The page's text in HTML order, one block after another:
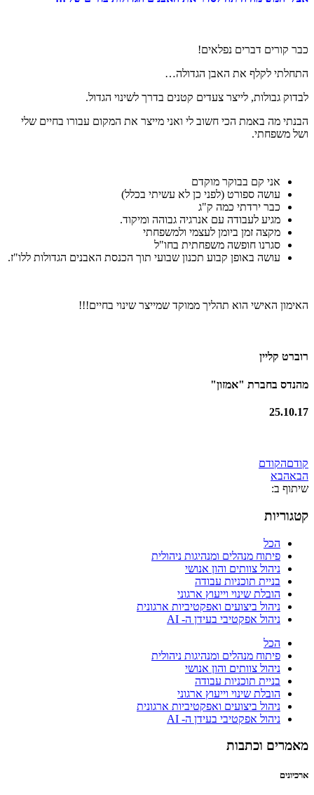
כבר קורים דברים נפלאים!
התחלתי לקלף את האבן הגדולה…
לבדוק גבולות, לייצר צעדים קטנים בדרך לשינוי הגדול.
הבנתי מה באמת הכי חשוב לי ואני מייצר את המקום עבורו בחיים שלי
ושל משפחתי.
אני קם בבוקר מוקדם
עושה ספורט (לפני כן לא עשיתי בכלל)
כבר ירדתי כמה ק"ג
מגיע לעבודה עם אנרגיה גבוהה ומיקוד.
מקצה זמן ביומן לעצמי ולמשפחתי
סגרנו חופשה משפחתית בחו"ל
עושה באופן קבוע תכנון שבועי תוך הכנסת האבנים הגדולות ללו"ז.
האימון האישי הוא תהליך ממוקד שמייצר שינוי בחיים!!!
רוברט קליין
מהנדס בחברת "אמזון"
25.10.17
קודםהקודם
הבאהבא
שיתוף ב:
קטגוריות
הכל
פיתוח מנהלים ומנהיגות ניהולית
ניהול צוותים והון אנושי
בניית תוכניות עבודה
הובלת שינוי וייעוץ ארגוני
ניהול ביצועים ואפקטיביות ארגונית
ניהול אפקטיבי בעידן ה- AI
הכל
פיתוח מנהלים ומנהיגות ניהולית
ניהול צוותים והון אנושי
בניית תוכניות עבודה
הובלת שינוי וייעוץ ארגוני
ניהול ביצועים ואפקטיביות ארגונית
ניהול אפקטיבי בעידן ה- AI
מאמרים וכתבות
ארכיונים